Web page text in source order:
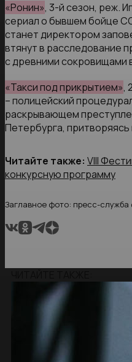
«Ронин», 3-й сезон, реж.
сериал о бывшем бойце
станет директором
втянут в расследование
с древними сокровищами
«Такси под прикрытием»,
– полицейский
раскрывающем
Петербурга,
Читайте также: VIII
конкурсную программу
Заглавное фото: пресс-